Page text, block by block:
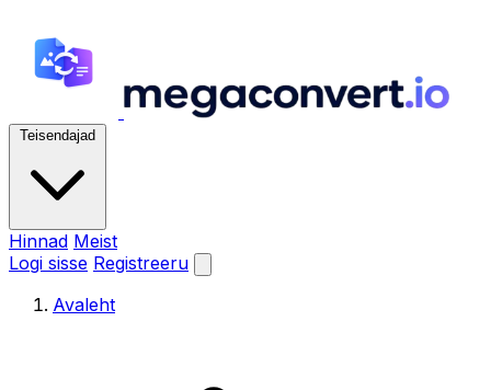
Teisendajad
Hinnad Meist
Logi sisse Registreeru
Avaleht